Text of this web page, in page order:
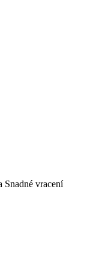
Snadné vracení